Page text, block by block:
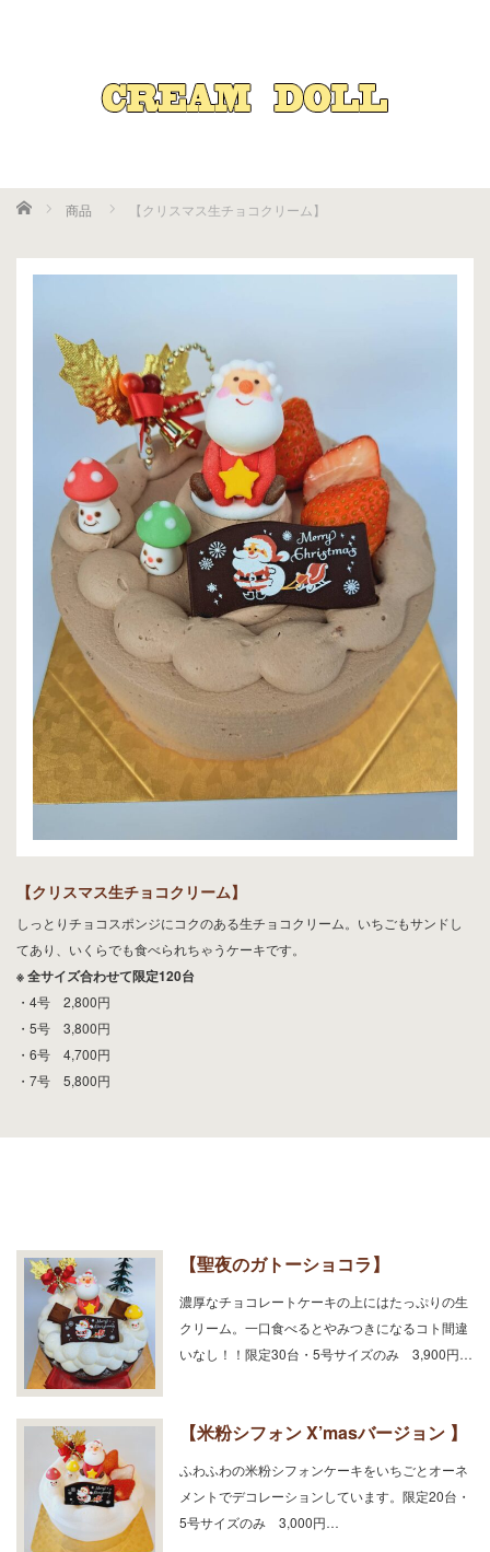
Home 商品 【クリスマス生チョコクリーム】
【クリスマス生チョコクリーム】
しっとりチョコスポンジにコクのある生チョコクリーム。いちごもサンドし
てあり、いくらでも食べられちゃうケーキです。
※ 全サイズ合わせて限定120台
・4号 2,800円
・5号 3,800円
・6号 4,700円
・7号 5,800円
【聖夜のガトーショコラ】
濃厚なチョコレートケーキの上にはたっぷりの生
クリーム。一口食べるとやみつきになるコト間違
いなし！！限定30台・5号サイズのみ 3,900円…
【米粉シフォン X’masバージョン 】
ふわふわの米粉シフォンケーキをいちごとオーネ
メントでデコレーションしています。限定20台・
5号サイズのみ 3,000円…